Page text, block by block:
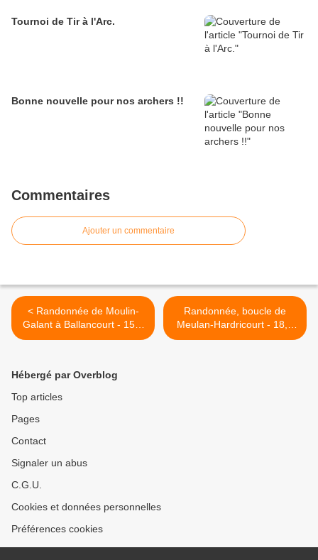
Tournoi de Tir à l'Arc.
Bonne nouvelle pour nos archers !!
Commentaires
Ajouter un commentaire
< Randonnée de Moulin-
Galant à Ballancourt - 15,8
km.
Randonnée, boucle de
Meulan-Hardricourt - 18,5
km. >
Hébergé par Overblog
Top articles
Pages
Contact
Signaler un abus
C.G.U.
Cookies et données personnelles
Préférences cookies